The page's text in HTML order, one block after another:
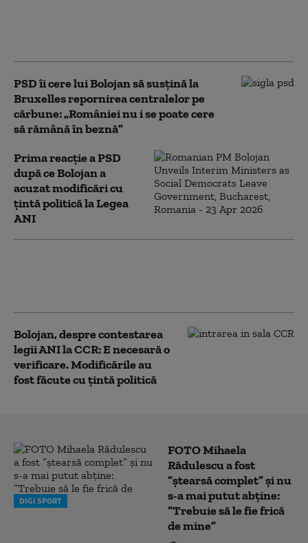
PSD îi cere lui Bolojan să susțină la
Bruxelles repornirea centralelor pe
cărbune: „României nu i se poate cere
să rămână în beznă”
Prima reacție a PSD
după ce Bolojan a
acuzat modificări cu
țintă politică la Legea
ANI
Bolojan, despre contestarea
legii ANI la CCR: E necesară o
verificare. Modificările au
fost făcute cu țintă politică
DIGI SPORT
FOTO Mihaela
Rădulescu a fost
”ștearsă complet” și nu
s-a mai putut abține:
”Trebuie să le fie frică
de mine”